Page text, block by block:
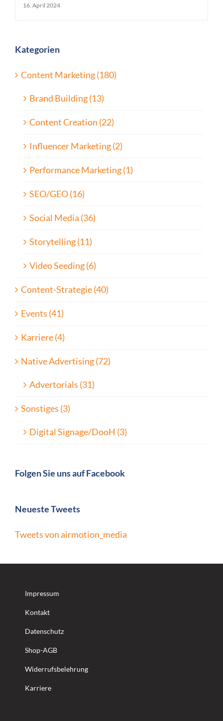
16. April 2024
Kategorien
Content Marketing (180)
Brand Building (13)
Content Creation (22)
Influencer Marketing (2)
Performance Marketing (1)
SEO/GEO (16)
Social Media (36)
Storytelling (11)
Video Seeding (6)
Content-Strategie (40)
Events (41)
Karriere (4)
Native Advertising (72)
Advertorials (31)
Sonstiges (3)
Digital Signage/DooH (3)
Folgen Sie uns auf Facebook
Neueste Tweets
Tweets von airmotion_media
Impressum
Kontakt
Datenschutz
Shop-AGB
Widerrufsbelehrung
Karriere